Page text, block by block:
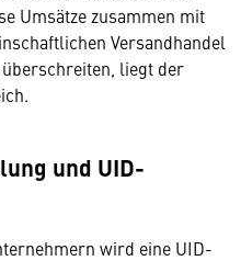
Umsätze zusammen mit
Versandhandel
überschreiten, liegt der
und UID-
wird eine UID-